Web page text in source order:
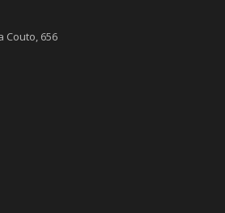
Couto, 656